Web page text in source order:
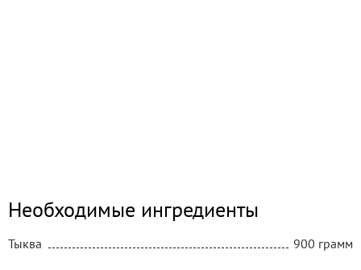
Необходимые ингредиенты
Тыква 900 грамм